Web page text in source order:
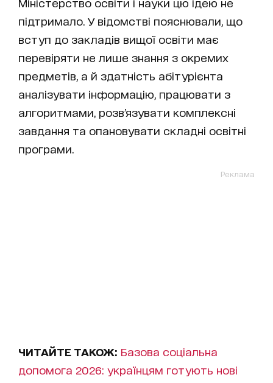
підтримало. У відомстві пояснювали, що
вступ до закладів вищої освіти має
перевіряти не лише знання з окремих
предметів, а й здатність абітурієнта
аналізувати інформацію, працювати з
алгоритмами, розв’язувати комплексні
завдання та опановувати складні освітні
програми.
Реклама
ЧИТАЙТЕ ТАКОЖ: Базова соціальна
допомога 2026: українцям готують нові